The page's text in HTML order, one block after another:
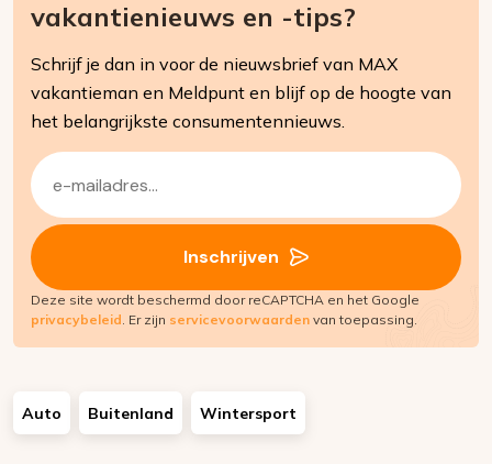
vakantienieuws en -tips?
Schrijf je dan in voor de nieuwsbrief van MAX
vakantieman en Meldpunt en blijf op de hoogte van
het belangrijkste consumentennieuws.
E-
mailadres
(Vereist)
Inschrijven
Deze site wordt beschermd door reCAPTCHA en het Google
privacybeleid. Er zijn servicevoorwaarden van toepassing.
Auto Buitenland Wintersport